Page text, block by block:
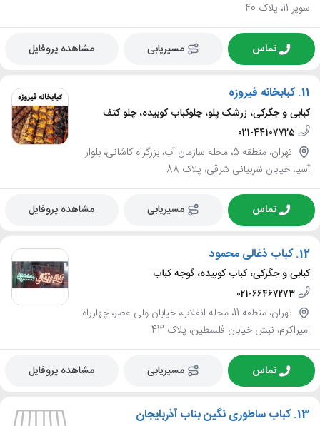
سوپر 11، پلاک 40
تماس مسیریابی مشاهده پروفایل
11. کبابخانه فیروزه
کبابی و جگرکی، زرشک پلو، چلوکباب کوبیده، چلو کتف
021-44107725
تهران، منطقه 5، محله سازمان آب، بزرگراه کاشانی، بلوار
آسیا، خیابان شربیانی شرقی، پلاک 88
تماس مسیریابی مشاهده پروفایل
12. کباب ذغالی محمود
کبابی و جگرکی، کباب کوبیده، گوجه کباب
021-66467273
تهران، منطقه 11، محله انقلاب، خیابان ولی عصر، چهارراه
امیراکرم، نبش خیابان فلسطین، پلاک 43
تماس مسیریابی مشاهده پروفایل
13. کباب ساطوری نگین بناب آذربایجان